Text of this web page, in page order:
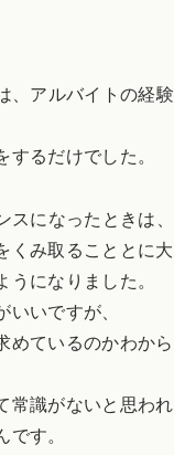
、アルバイトの経験
するだけでした。
スになったときは、
くみ取ることとに大
うになりました。
いいですが、
めているのかわから
常識がないと思われ
です。